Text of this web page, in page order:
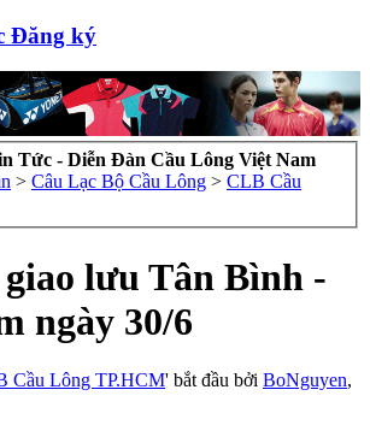
Đăng ký
Tức - Diễn Đàn Cầu Lông Việt Nam
> Câu Lạc Bộ Cầu Lông > CLB Cầu
lưu Tân Bình -
ngày 30/6
Cầu Lông TP.HCM' bắt đầu bởi BoNguyen,